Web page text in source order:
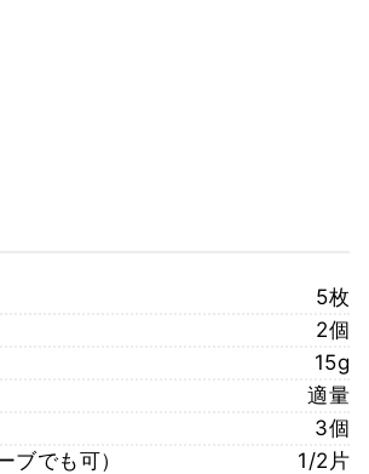
5枚
2個
15g
適量
3個
ブでも可）
1/2片